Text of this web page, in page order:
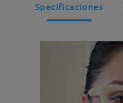
Specificaciones